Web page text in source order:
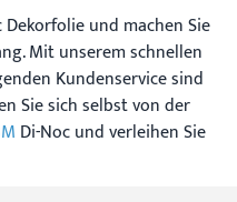
Dekorfolie und machen Sie
Mit unserem schnellen
Kundenservice sind
Sie sich selbst von der
Di-Noc und verleihen Sie